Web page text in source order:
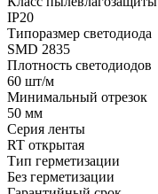
IP20
Типоразмер светодиода
SMD 2835
Плотность светодиодов
60 шт/м
Минимальный отрезок
50 мм
Серия ленты
RT открытая
Тип герметизации
Без герметизации